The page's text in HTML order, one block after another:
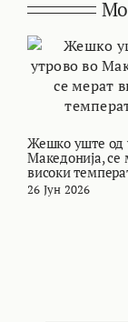
Жешко уште од
Македонија, се
високи
26 Јун 2026